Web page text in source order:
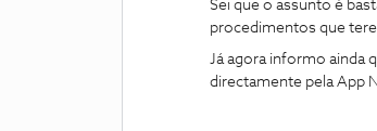
Sei que o assunto é
procedimentos que
Já agora informo ainda
directamente pela App